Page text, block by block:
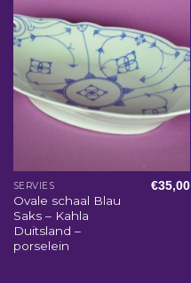
SERVIES
Ovale schaal Blau
Saks – Kahla
Duitsland –
porselein
€35,00